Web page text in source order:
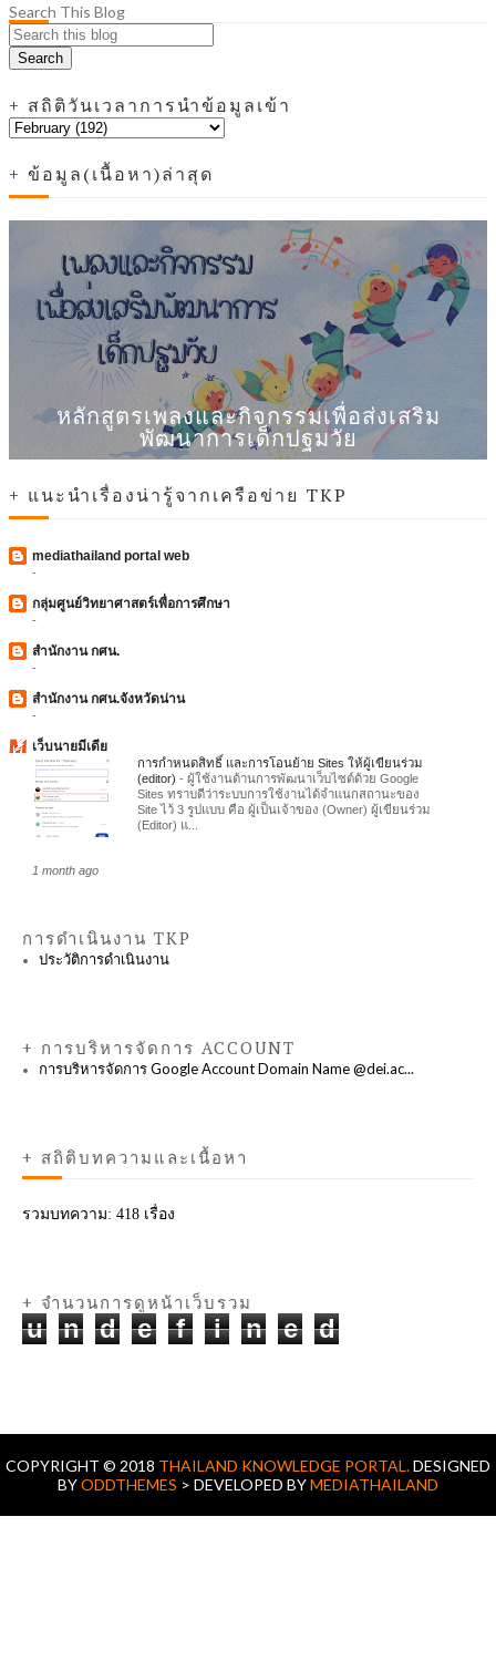
Search This Blog
+ สถิติวันเวลาการนำข้อมูลเข้า
+ ข้อมูล(เนื้อหา)ล่าสุด
หลักสูตรเพลงและกิจกรรมเพื่อส่งเสริม
พัฒนาการเด็กปฐมวัย
+ แนะนำเรื่องน่ารู้จากเครือข่าย TKP
mediathailand portal web
-
กลุ่มศูนย์วิทยาศาสตร์เพื่อการศึกษา
-
สำนักงาน กศน.
-
สำนักงาน กศน.จังหวัดน่าน
-
เว็บนายมีเดีย
การกำหนดสิทธิ์ และการโอนย้าย Sites ให้ผู้เขียนร่วม
(editor) - ผู้ใช้งานด้านการพัฒนาเว็บไซต์ด้วย Google
Sites ทราบดีว่าระบบการใช้งานได้จำแนกสถานะของ
Site ไว้ 3 รูปแบบ คือ ผู้เป็นเจ้าของ (Owner) ผู้เขียนร่วม
(Editor) แ...
1 month ago
การดำเนินงาน TKP
ประวัติการดำเนินงาน
+ การบริหารจัดการ ACCOUNT
การบริหารจัดการ Google Account Domain Name @dei.ac...
+ สถิติบทความและเนื้อหา
รวมบทความ: 418 เรื่อง
+ จำนวนการดูหน้าเว็บรวม
u n d e f i n e d
COPYRIGHT © 2018 THAILAND KNOWLEDGE PORTAL.DESIGNED
BYODDTHEMES > DEVELOPED BYMEDIATHAILAND